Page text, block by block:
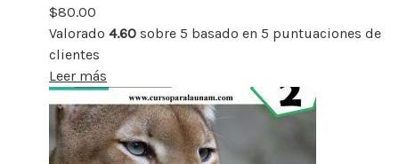
$80.00
Valorado 4.60 sobre 5 basado en 5 puntuaciones de
clientes
Leer más